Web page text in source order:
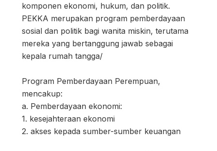
komponen ekonomi, hukum, dan politik.
PEKKA merupakan program pemberdayaan
sosial dan politik bagi wanita miskin, terutama
mereka yang bertanggung jawab sebagai
kepala rumah tangga/
Program Pemberdayaan Perempuan,
mencakup:
a. Pemberdayaan ekonomi:
1. kesejahteraan ekonomi
2. akses kepada sumber-sumber keuangan